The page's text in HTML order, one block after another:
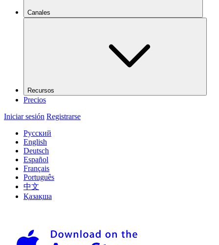
Canales
Recursos
Precios
Iniciar sesión Registrarse
Русский
English
Deutsch
Español
Français
Português
中文
Қазақша